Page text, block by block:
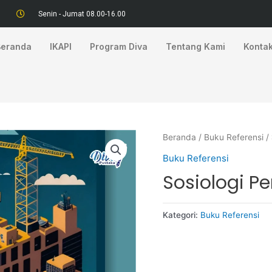
Senin - Jumat 08.00-16.00
IKAPI Program Diva Tentang Kami
Beranda / Buku Referensi /
Buku Referensi
Sosiologi
Kategori: Buku Referensi